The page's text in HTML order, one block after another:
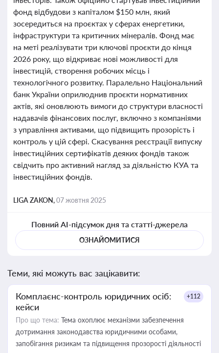
фонд відбудови з капіталом $150 млн, який
зосередиться на проєктах у сферах енергетики,
інфраструктури та критичних мінералів. Фонд має
на меті реалізувати три ключові проєкти до кінця
2026 року, що відкриває нові можливості для
інвестицій, створення робочих місць і
технологічного розвитку. Паралельно Національний
банк України оприлюднив проєкти нормативних
актів, які оновлюють вимоги до структури власності
надавачів фінансових послуг, включно з компаніями
з управління активами, що підвищить прозорість і
контроль у цій сфері. Скасування реєстрації випуску
інвестиційних сертифікатів деяких фондів також
свідчить про активний нагляд за діяльністю КУА та
інвестиційних фондів.
LIGA ZAKON,07 жовтня 2025
Повний AI-підсумок дня та статті-джерела
ОЗНАЙОМИТИСЯ
Теми, які можуть вас зацікавити:
Комплаєнс-контроль юридичних осіб:
кейси
+112
Про що тема: Тема охоплює механізми забезпечення
дотримання законодавства юридичними особами,
запобігання ризикам та підвищення прозорості діяльності